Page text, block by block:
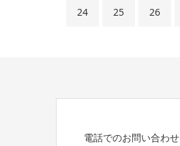
24 25 26
電話でのお問い合わせ